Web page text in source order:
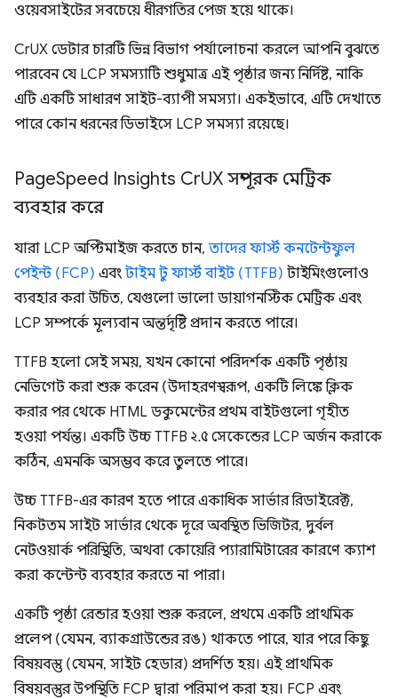
ওয়েবসাইটের সবচেয়ে ধীরগতির পেজ হয়ে থাকে।
CrUX ডেটার চারটি ভিন্ন বিভাগ পর্যালোচনা করলে আপনি বুঝতে
পারবেন যে LCP সমস্যাটি শুধুমাত্র এই পৃষ্ঠার জন্য নির্দিষ্ট, নাকি
এটি একটি সাধারণ সাইট-ব্যাপী সমস্যা। একইভাবে, এটি দেখাতে
পারে কোন ধরনের ডিভাইসে LCP সমস্যা রয়েছে।
PageSpeed ​​Insights CrUX সম্পূরক মেট্রিক
ব্যবহার করে
যারা LCP অপ্টিমাইজ করতে চান, তাদের ফার্স্ট কনটেন্টফুল
পেইন্ট (FCP) এবং টাইম টু ফার্স্ট বাইট (TTFB) টাইমিংগুলোও
ব্যবহার করা উচিত, যেগুলো ভালো ডায়াগনস্টিক মেট্রিক এবং
LCP সম্পর্কে মূল্যবান অন্তর্দৃষ্টি প্রদান করতে পারে।
TTFB হলো সেই সময়, যখন কোনো পরিদর্শক একটি পৃষ্ঠায়
নেভিগেট করা শুরু করেন (উদাহরণস্বরূপ, একটি লিঙ্কে ক্লিক
করার পর থেকে HTML ডকুমেন্টের প্রথম বাইটগুলো গৃহীত
হওয়া পর্যন্ত। একটি উচ্চ TTFB ২.৫ সেকেন্ডের LCP অর্জন করাকে
কঠিন, এমনকি অসম্ভব করে তুলতে পারে।
উচ্চ TTFB-এর কারণ হতে পারে একাধিক সার্ভার রিডাইরেক্ট,
নিকটতম সাইট সার্ভার থেকে দূরে অবস্থিত ভিজিটর, দুর্বল
নেটওয়ার্ক পরিস্থিতি, অথবা কোয়েরি প্যারামিটারের কারণে ক্যাশ
করা কন্টেন্ট ব্যবহার করতে না পারা।
একটি পৃষ্ঠা রেন্ডার হওয়া শুরু করলে, প্রথমে একটি প্রাথমিক
প্রলেপ (যেমন, ব্যাকগ্রাউন্ডের রঙ) থাকতে পারে, যার পরে কিছু
বিষয়বস্তু (যেমন, সাইট হেডার) প্রদর্শিত হয়। এই প্রাথমিক
বিষয়বস্তুর উপস্থিতি FCP দ্বারা পরিমাপ করা হয়। FCP এবং